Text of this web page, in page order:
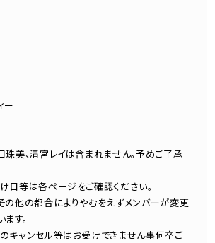
ー
美、清宮レイは含まれません。予めご了承
等は各ページをご確認ください。
他の都合によりやむをえずメンバーが変更
す。
キャンセル等はお受けできません事何卒ご